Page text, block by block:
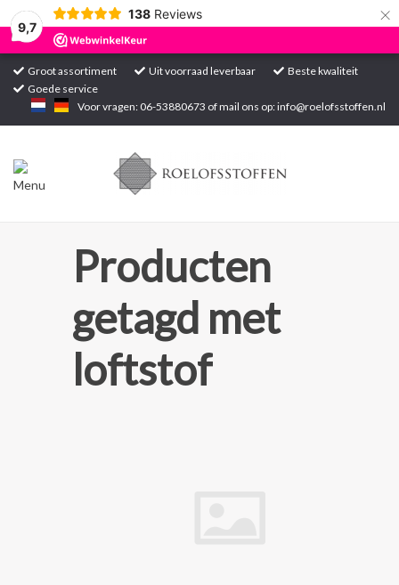
9,7
138 Reviews ×
Groot assortiment Uit voorraad leverbaar
Beste kwaliteit
Goede service
Voor vragen: 06-53880673 of mail ons op:info@roelofsstoffen.nl
Home
Producten
getagd met
loftstof